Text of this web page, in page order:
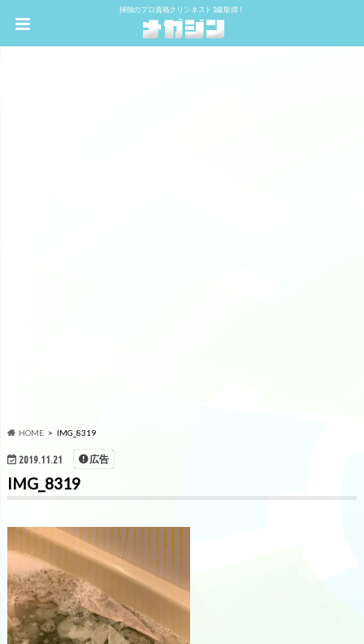
掃除のプロ資格クリンネスト1級取得！
HOME IMG_8319
2019.11.21 広告
IMG_8319